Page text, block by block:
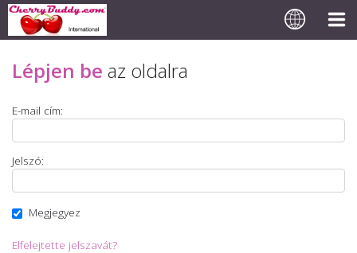
Lépjen be az oldalra
E-mail cím:
Jelszó:
Megjegyez
Elfelejtette jelszavát?